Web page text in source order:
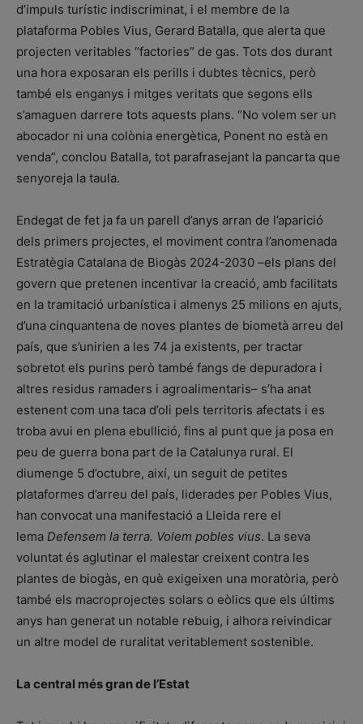
d’impuls turístic indiscriminat, i el membre de la
plataforma Pobles Vius, Gerard Batalla, que alerta que
projecten veritables “factories” de gas. Tots dos durant
una hora exposaran els perills i dubtes tècnics, però
també els enganys i mitges veritats que segons ells
s’amaguen darrere tots aquests plans. “No volem ser un
abocador ni una colònia energètica, Ponent no està en
venda”, conclou Batalla, tot parafrasejant la pancarta que
senyoreja la taula.
Endegat de fet ja fa un parell d’anys arran de l’aparició
dels primers projectes, el moviment contra l’anomenada
Estratègia Catalana de Biogàs 2024-2030 –els plans del
govern que pretenen incentivar la creació, amb facilitats
en la tramitació urbanística i almenys 25 milions en ajuts,
d’una cinquantena de noves plantes de biometà arreu del
país, que s’unirien a les 74 ja existents, per tractar
sobretot els purins però també fangs de depuradora i
altres residus ramaders i agroalimentaris– s’ha anat
estenent com una taca d’oli pels territoris afectats i es
troba avui en plena ebullició, fins al punt que ja posa en
peu de guerra bona part de la Catalunya rural. El
diumenge 5 d’octubre, així, un seguit de petites
plataformes d’arreu del país, liderades per Pobles Vius,
han convocat una manifestació a Lleida rere el
lema Defensem la terra. Volem pobles vius. La seva
voluntat és aglutinar el malestar creixent contra les
plantes de biogàs, en què exigeixen una moratòria, però
també els macroprojectes solars o eòlics que els últims
anys han generat un notable rebuig, i alhora reivindicar
un altre model de ruralitat veritablement sostenible.
La central més gran de l’Estat